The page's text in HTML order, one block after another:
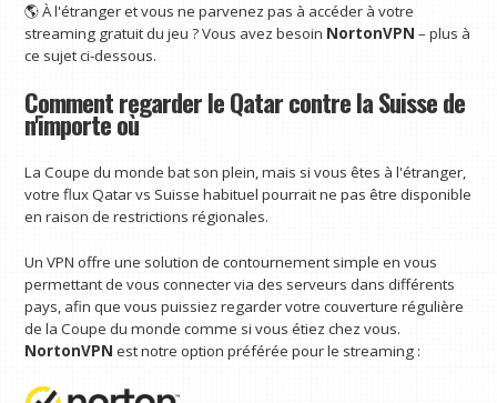
🌎 À l'étranger et vous ne parvenez pas à accéder à votre
streaming gratuit du jeu ? Vous avez besoin NortonVPN – plus à
ce sujet ci-dessous.
Comment regarder le Qatar contre la Suisse de
n'importe où
La Coupe du monde bat son plein, mais si vous êtes à l'étranger,
votre flux Qatar vs Suisse habituel pourrait ne pas être disponible
en raison de restrictions régionales.
Un VPN offre une solution de contournement simple en vous
permettant de vous connecter via des serveurs dans différents
pays, afin que vous puissiez regarder votre couverture régulière
de la Coupe du monde comme si vous étiez chez vous.
NortonVPN est notre option préférée pour le streaming :